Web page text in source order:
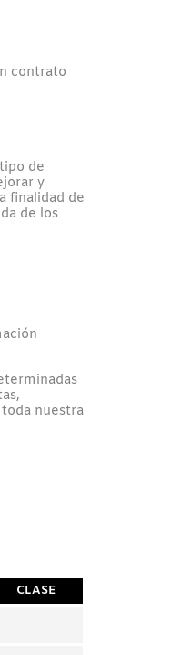
contrato
de
y
finalidad de
de los
nuestra
CLASE